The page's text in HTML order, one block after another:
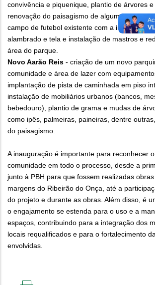
convivência e piquenique, plantio de árvores
renovação do paisagismo de algumas áreas,
campo de futebol existente com a instalação
alambrado e tela e instalação de mastros e
área do parque.
Novo Aarão Reis - criação de um novo
comunidade e área de lazer com
implantação de pista de caminhada em piso
instalação de mobiliários urbanos (bancos,
bebedouro), plantio de grama e mudas de
como ipês, palmeiras, paineiras, dentre
do paisagismo.
A inauguração é importante para reconhecer
comunidade em todo o processo, desde a
junto à PBH para que fossem realizadas
margens do Ribeirão do Onça, até a
do projeto e durante as obras. Além disso, é
o engajamento se estenda para o uso e a
espaços, contribuindo para a integração dos
locais requalificados e para o fortalecimento
envolvidas.